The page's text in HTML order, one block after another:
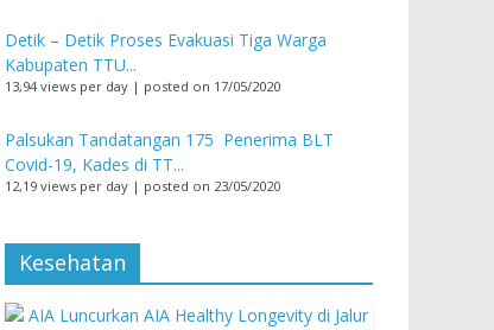
Detik – Detik Proses Evakuasi Tiga Warga
Kabupaten TTU...
13,94 views per day | posted on 17/05/2020
Palsukan Tandatangan 175 Penerima BLT
Covid-19, Kades di TT...
12,19 views per day | posted on 23/05/2020
Kesehatan